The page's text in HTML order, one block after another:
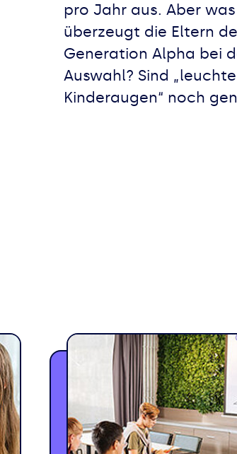
pro Jahr aus. Aber was
überzeugt die Eltern
Generation Alpha bei
Auswahl? Sind
Kinderaugen“ noch